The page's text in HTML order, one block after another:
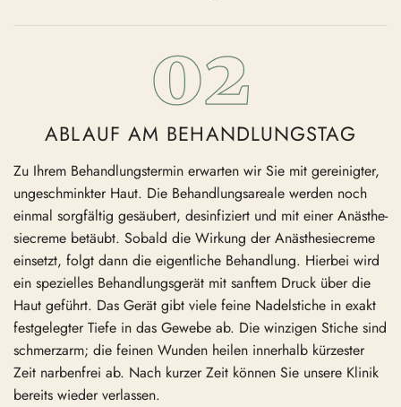
ABLAUF AM BEHANDLUNGSTAG
Zu Ihrem Behand­lungs­termin erwarten wir Sie mit gerei­nigter,
ungeschminkter Haut. Die Behand­lungs­areale werden noch
einmal sorgfältig gesäubert, desin­fi­ziert und mit einer Anästhe­
sie­creme betäubt. Sobald die Wirkung der Anästhe­sie­creme
einsetzt, folgt dann die eigent­liche Behandlung. Hierbei wird
ein spezi­elles Behand­lungs­gerät mit sanftem Druck über die
Haut geführt. Das Gerät gibt viele feine Nadel­stiche in exakt
festge­legter Tiefe in das Gewebe ab. Die winzigen Stiche sind
schmerzarm; die feinen Wunden heilen innerhalb kürzester
Zeit narbenfrei ab. Nach kurzer Zeit können Sie unsere Klinik
bereits wieder verlassen.